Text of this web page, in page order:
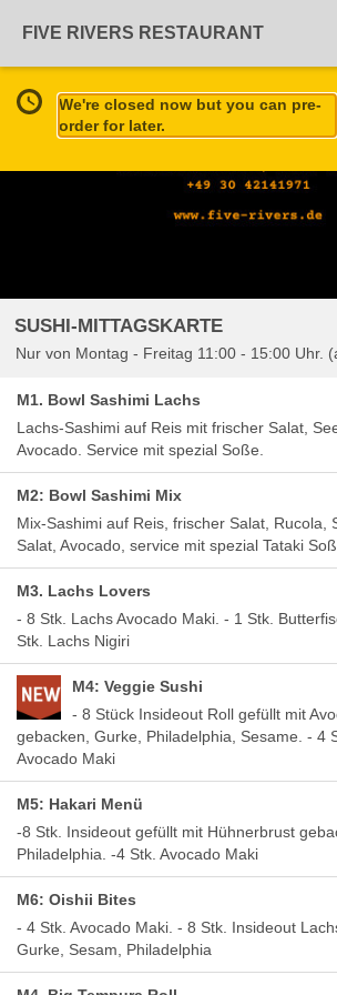
FIVE RIVERS RESTAURANT
We're closed now but you can pre-
order for later.
SUSHI-MITTAGSKARTE
Nur von Montag - Freitag 11:00 - 15:00 Uhr.
M1. Bowl Sashimi Lachs
Lachs-Sashimi auf Reis mit frischer Salat,
Avocado. Service mit spezial Soße.
M2: Bowl Sashimi Mix
Mix-Sashimi auf Reis, frischer Salat, Rucola,
Salat, Avocado, service mit spezial Tataki
M3. Lachs Lovers
- 8 Stk. Lachs Avocado Maki. - 1 Stk.
Stk. Lachs Nigiri
M4: Veggie Sushi
- 8 Stück Insideout Roll gefüllt mit
gebacken, Gurke, Philadelphia, Sesame. - 4
Avocado Maki
M5: Hakari Menü
-8 Stk. Insideout gefüllt mit Hühnerbrust
Philadelphia. -4 Stk. Avocado Maki
M6: Oishii Bites
- 4 Stk. Avocado Maki. - 8 Stk. Insideout
Gurke, Sesam, Philadelphia